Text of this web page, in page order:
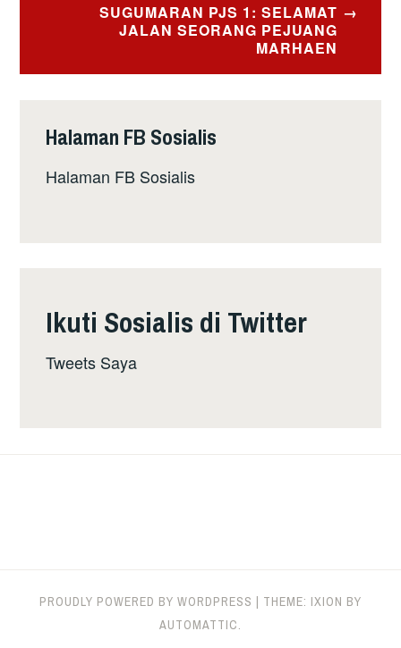
SUGUMARAN PJS 1: SELAMAT
JALAN SEORANG PEJUANG
MARHAEN
Halaman FB Sosialis
Halaman FB Sosialis
Ikuti Sosialis di Twitter
Tweets Saya
PROUDLY POWERED BY WORDPRESS | THEME: IXION BY
AUTOMATTIC.